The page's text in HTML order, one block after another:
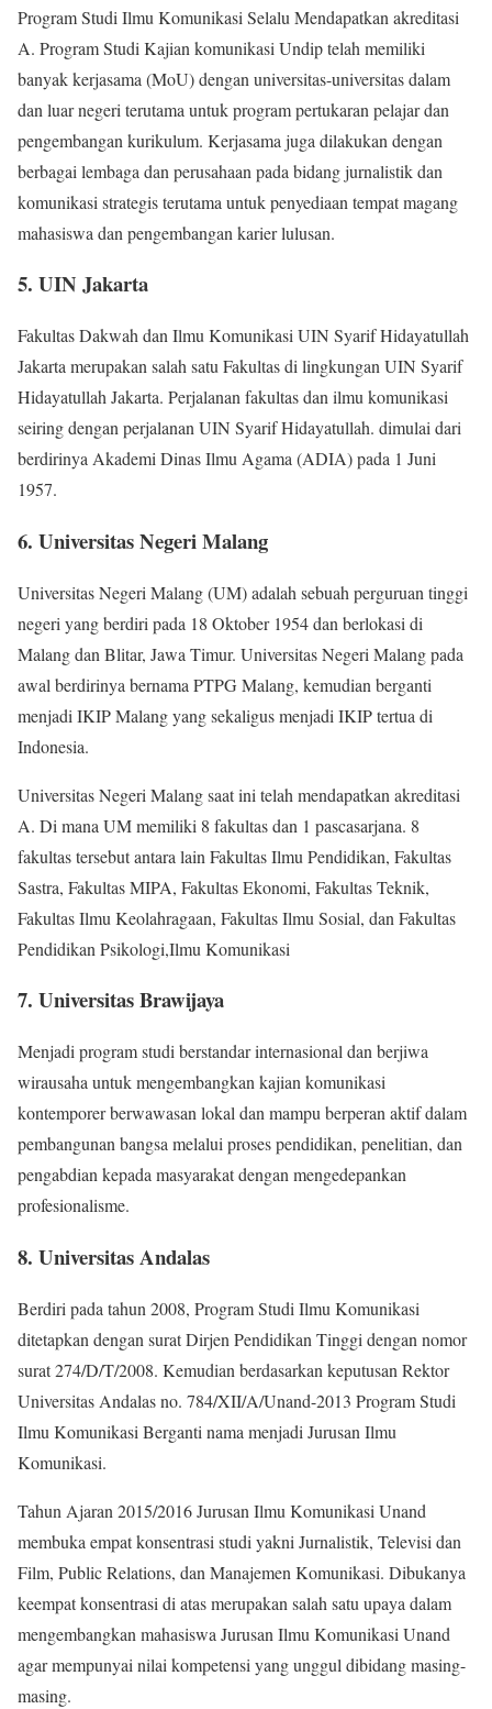
Program Studi Ilmu Komunikasi Selalu Mendapatkan akreditasi
A. Program Studi Kajian komunikasi Undip telah memiliki
banyak kerjasama (MoU) dengan universitas-universitas dalam
dan luar negeri terutama untuk program pertukaran pelajar dan
pengembangan kurikulum. Kerjasama juga dilakukan dengan
berbagai lembaga dan perusahaan pada bidang jurnalistik dan
komunikasi strategis terutama untuk penyediaan tempat magang
mahasiswa dan pengembangan karier lulusan.
5. UIN Jakarta
Fakultas Dakwah dan Ilmu Komunikasi UIN Syarif Hidayatullah
Jakarta merupakan salah satu Fakultas di lingkungan UIN Syarif
Hidayatullah Jakarta. Perjalanan fakultas dan ilmu komunikasi
seiring dengan perjalanan UIN Syarif Hidayatullah. dimulai dari
berdirinya Akademi Dinas Ilmu Agama (ADIA) pada 1 Juni
1957.
6. Universitas Negeri Malang
Universitas Negeri Malang (UM) adalah sebuah perguruan tinggi
negeri yang berdiri pada 18 Oktober 1954 dan berlokasi di
Malang dan Blitar, Jawa Timur. Universitas Negeri Malang pada
awal berdirinya bernama PTPG Malang, kemudian berganti
menjadi IKIP Malang yang sekaligus menjadi IKIP tertua di
Indonesia.
Universitas Negeri Malang saat ini telah mendapatkan akreditasi
A. Di mana UM memiliki 8 fakultas dan 1 pascasarjana. 8
fakultas tersebut antara lain Fakultas Ilmu Pendidikan, Fakultas
Sastra, Fakultas MIPA, Fakultas Ekonomi, Fakultas Teknik,
Fakultas Ilmu Keolahragaan, Fakultas Ilmu Sosial, dan Fakultas
Pendidikan Psikologi,Ilmu Komunikasi
7. Universitas Brawijaya
Menjadi program studi berstandar internasional dan berjiwa
wirausaha untuk mengembangkan kajian komunikasi
kontemporer berwawasan lokal dan mampu berperan aktif dalam
pembangunan bangsa melalui proses pendidikan, penelitian, dan
pengabdian kepada masyarakat dengan mengedepankan
profesionalisme.
8. Universitas Andalas
Berdiri pada tahun 2008, Program Studi Ilmu Komunikasi
ditetapkan dengan surat Dirjen Pendidikan Tinggi dengan nomor
surat 274/D/T/2008. Kemudian berdasarkan keputusan Rektor
Universitas Andalas no. 784/XII/A/Unand-2013 Program Studi
Ilmu Komunikasi Berganti nama menjadi Jurusan Ilmu
Komunikasi.
Tahun Ajaran 2015/2016 Jurusan Ilmu Komunikasi Unand
membuka empat konsentrasi studi yakni Jurnalistik, Televisi dan
Film, Public Relations, dan Manajemen Komunikasi. Dibukanya
keempat konsentrasi di atas merupakan salah satu upaya dalam
mengembangkan mahasiswa Jurusan Ilmu Komunikasi Unand
agar mempunyai nilai kompetensi yang unggul dibidang masing-
masing.